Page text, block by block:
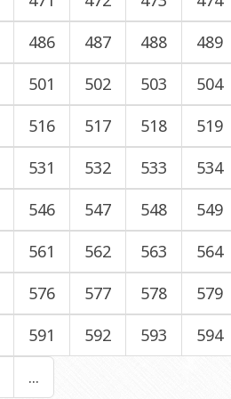
486 487 488
489
501 502 503
504
516 517 518
519
531 532 533
534
546 547 548
549
561 562 563
564
576 577 578
579
591 592 593
594
...